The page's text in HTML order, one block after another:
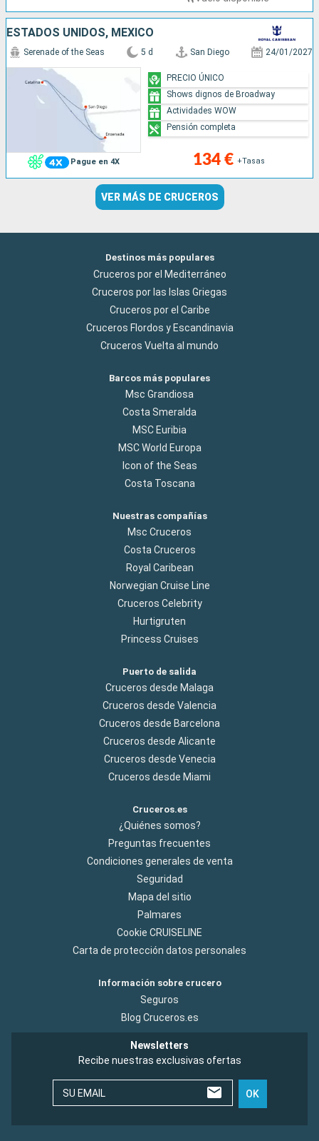
ESTADOS UNIDOS, MÉXICO
Pague en 4X
Serenade of the Seas 5 d San Diego 24/01/2027
134 € +Tasas
PRECIO ÚNICO
Shows dignos de Broadway
Actividades WOW
Pensión completa
VER MÁS DE CRUCEROS
Destinos más populares
Cruceros por el Mediterráneo
Cruceros por las Islas Griegas
Cruceros por el Caribe
Cruceros Flordos y Escandinavia
Cruceros Vuelta al mundo
Barcos más populares
Msc Grandiosa
Costa Smeralda
MSC Euribia
MSC World Europa
Icon of the Seas
Costa Toscana
Nuestras compañías
Msc Cruceros
Costa Cruceros
Royal Caribean
Norwegian Cruise Line
Cruceros Celebrity
Hurtigruten
Princess Cruises
Puerto de salida
Cruceros desde Malaga
Cruceros desde Valencia
Cruceros desde Barcelona
Cruceros desde Alicante
Cruceros desde Venecia
Cruceros desde Miami
Cruceros.es
¿Quiénes somos?
Preguntas frecuentes
Condiciones generales de venta
Seguridad
Mapa del sitio
Palmares
Cookie CRUISELINE
Carta de protección datos personales
Información sobre crucero
Seguros
Blog Cruceros.es
Newsletters
Recibe nuestras exclusivas ofertas
SU EMAIL OK